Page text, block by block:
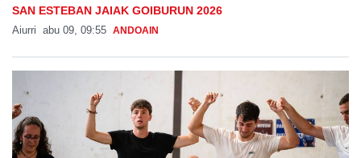
SAN ESTEBAN JAIAK GOIBURUN 2026
Aiurri abu 09, 09:55 ANDOAIN